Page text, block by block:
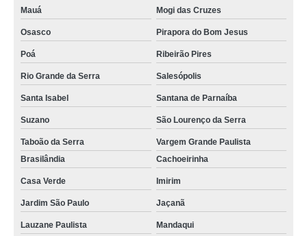
Mauá Mogi das Cruzes
Osasco Pirapora do Bom Jesus
Poá Ribeirão Pires
Rio Grande da Serra Salesópolis
Santa Isabel Santana de Parnaíba
Suzano São Lourenço da Serra
Taboão da Serra
Vargem Grande Paulista
Brasilândia
Cachoeirinha
Casa Verde Imirim
Jardim São Paulo Jaçanã
Lauzane Paulista Mandaqui